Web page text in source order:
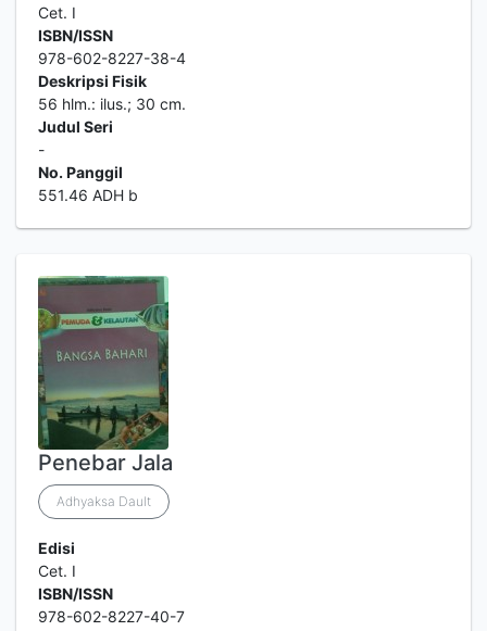
Cet. I
ISBN/ISSN
978-602-8227-38-4
Deskripsi Fisik
56 hlm.: ilus.; 30 cm.
Judul Seri
-
No. Panggil
551.46 ADH b
Penebar Jala
Adhyaksa Dault
Edisi
Cet. I
ISBN/ISSN
978-602-8227-40-7